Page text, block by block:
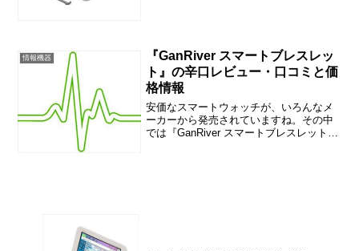
情報機器
『GanRiver スマートブレスレッ
ト』の辛口レビュー・口コミと価
格情報
安価なスマートウォッチが、いろんなメ
ーカーから発売されていますね。その中
では『GanRiver スマートブレスレット』